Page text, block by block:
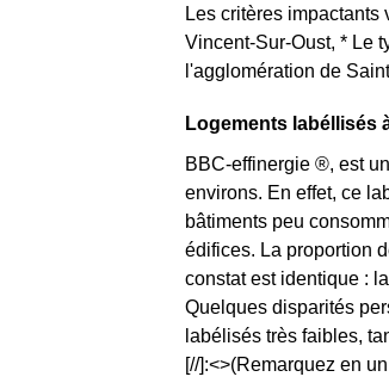
Les critères
Vincent-Sur-Oust, * Le
l'agglomération de
Logements labéllisés
BBC-effinergie ®, est
environs. En effet, ce
bâtiments peu
édifices. La proportion
constat est identique :
Quelques disparités
labélisés très faibles,
[//]:<>(Remarquez en